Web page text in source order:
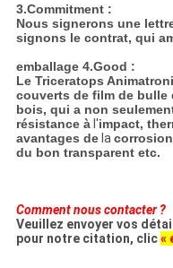
3.Commitment :
Nous signerons une
signons le contrat, qui
emballage 4.Good :
Le Triceratops
couverts de film de bulle
bois, qui a non
résistance àl'impact,
avantages dela
du bon transparent etc.
Comment nous contacter ?
Veuillez envoyer vos
pour notre citation, clic«